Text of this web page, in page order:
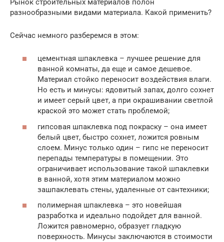
Рынок строительных материалов полон
разнообразными видами материала. Какой применить?
Сейчас немного разберемся в этом:
цементная шпаклевка – лучшее решение для
ванной комнаты, да еще и самое дешевое.
Материал стойко переносит воздействия влаги.
Но есть и минусы: ядовитый запах, долго сохнет
и имеет серый цвет, а при окрашивании светлой
краской это может стать проблемой;
гипсовая шпаклевка под покраску – она имеет
белый цвет, быстро сохнет, ложится ровным
слоем. Минус только один – гипс не переносит
перепады температуры в помещении. Это
ограничивает использование такой шпаклевки
в ванной, хотя этим материалом можно
зашпаклевать стены, удаленные от сантехники;
полимерная шпаклевка – это новейшая
разработка и идеально подойдет для ванной.
Ложится равномерно, образует гладкую
поверхность. Минусы заключаются в стоимости